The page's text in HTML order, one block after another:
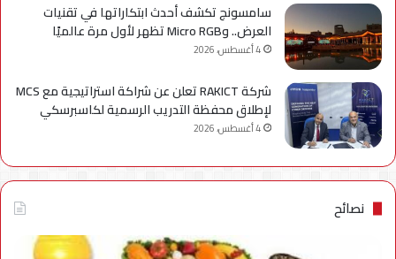
سامسونج تكشف أحدث ابتكاراتها في تقنيات
العرض.. وMicro RGB تظهر لأول مرة عالميًا
4 أغسطس، 2026
شركة RAKICT تعلن عن شراكة استراتيجية مع MCS
لإطلاق محفظة التدريب الرسمية لكاسبرسكي
4 أغسطس، 2026
نصائح